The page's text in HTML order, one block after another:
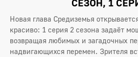
СЕЗОН, 1
Новая глава Средиземья
красиво: 1 серия 2 сезона задаёт
возвращая любимых и загадочных
надвигающихся перемен. Зрителя